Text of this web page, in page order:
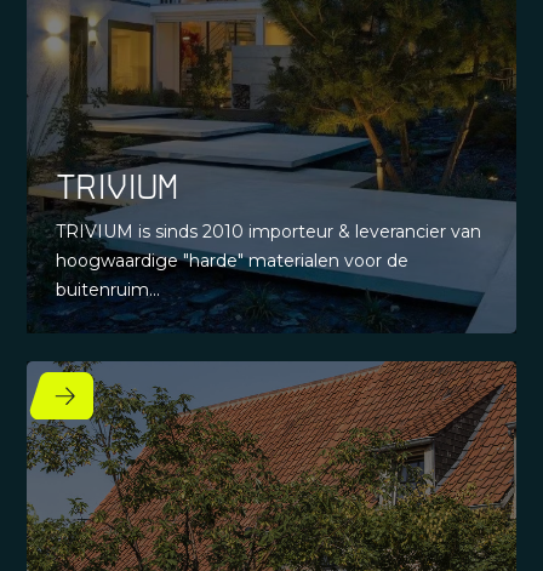
TRIVIUM
TRIVIUM is sinds 2010 importeur & leverancier van
hoogwaardige "harde" materialen voor de
buitenruim...